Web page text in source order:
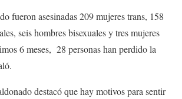
fueron asesinadas 209 mujeres trans, 158
seis hombres bisexuales y tres mujeres
6 meses, 28 personas han perdido la
destacó que hay motivos para sentir